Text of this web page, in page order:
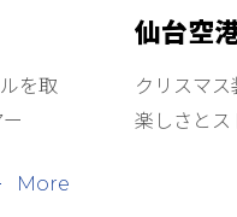
を取
More
仙台空
クリスマ
楽しさとス